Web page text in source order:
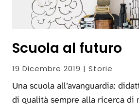
Scuola al futuro
19 Dicembre 2019 | Storie
Una scuola all’avanguardia:
di qualità sempre alla ricerca di